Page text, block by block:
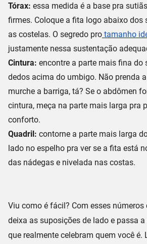
Tórax: essa medida é a base pra
firmes. Coloque a fita logo abaixo dos
as costelas. O segredo pro tamanho
justamente nessa sustentação
Cintura: encontre a parte mais fina do
dedos acima do umbigo. Não prenda
murche a barriga, tá? Se o abdômen
cintura, meça na parte mais larga pra
conforto.
Quadril: contorne a parte mais larga
lado no espelho pra ver se a fita está
das nádegas e nivelada nas costas.
Viu como é fácil? Com esses números
deixa as suposições de lado e passa
que realmente celebram quem você é.